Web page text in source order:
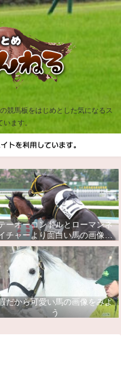
競馬板をはじめとした気になるス
います。
ーオーコンドルとローマンネ
チャーより面白い馬の画像っ
てあるの？
だから可愛い馬の画像をみよ
う